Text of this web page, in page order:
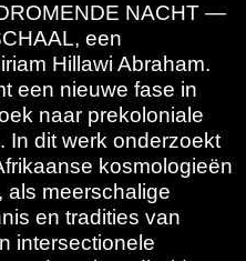
NACHT —
een
Hillawi Abraham.
een nieuwe fase in
naar prekoloniale
In dit werk onderzoekt
kosmologieën
als meerschalige
en tradities van
intersectionele